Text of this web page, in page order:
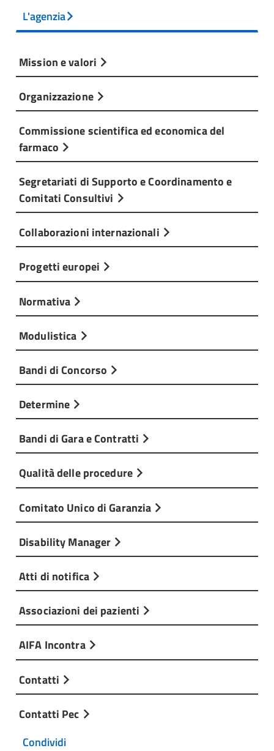
L'agenzia
Mission e valori
Organizzazione
Commissione scientifica ed economica del
farmaco
Segretariati di Supporto e Coordinamento e
Comitati Consultivi
Collaborazioni internazionali
Progetti europei
Normativa
Modulistica
Bandi di Concorso
Determine
Bandi di Gara e Contratti
Qualità delle procedure
Comitato Unico di Garanzia
Disability Manager
Atti di notifica
Associazioni dei pazienti
AIFA Incontra
Contatti
Contatti Pec
Condividi